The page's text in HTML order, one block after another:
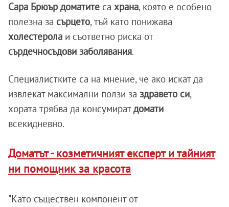
Сара Брюър доматите са храна, която е особено
полезна за сърцето, тъй като понижава
холестерола и съответно риска от
сърдечносъдови заболявания.
Специалистките са на мнение, че ако искат да
извлекат максимални ползи за здравето си,
хората трябва да консумиратдомати
всекидневно.
Доматът - козметичният експерт и тайният
ни помощник за красота
"Като съществен компонент от